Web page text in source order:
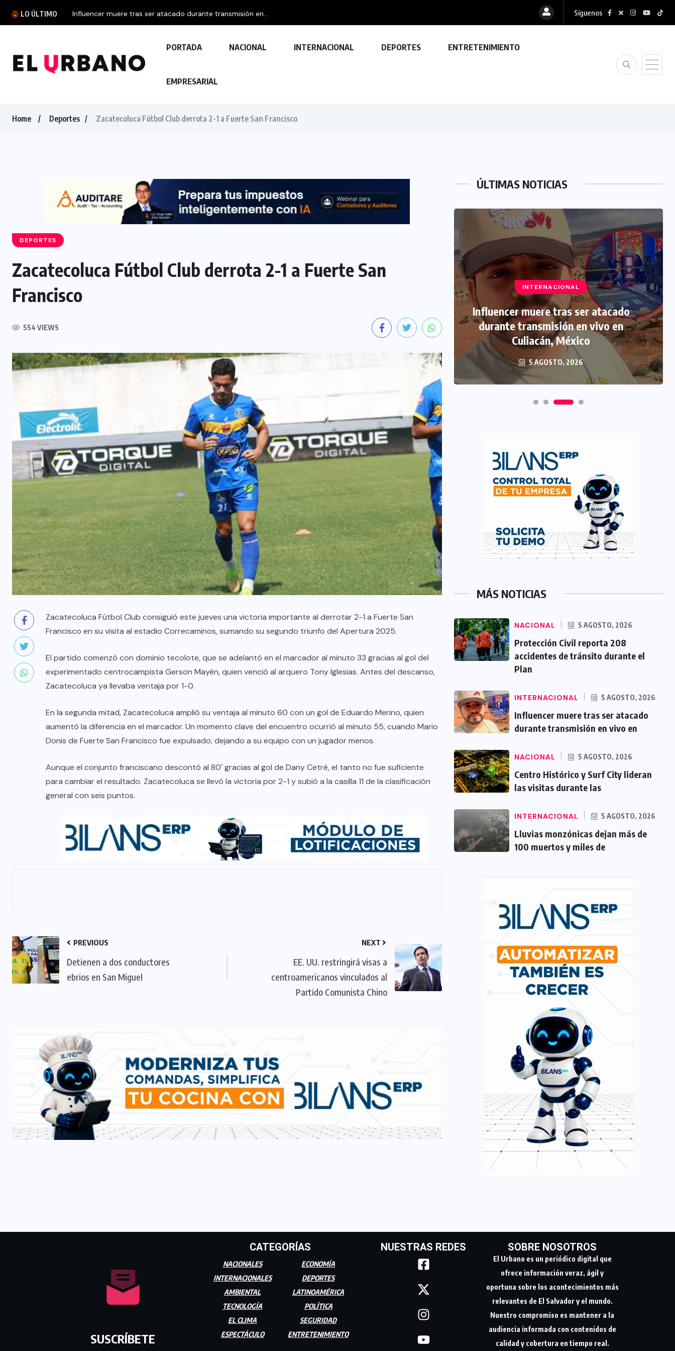
LO ÚLTIMO Influencer muere tras ser atacado durante transmisión en... Síguenos
PORTADA NACIONAL INTERNACIONAL DEPORTES ENTRETENIMIENTO
EMPRESARIAL
Home Deportes Zacatecoluca Fútbol Club derrota 2-1 a Fuerte San Francisco
DEPORTES
Zacatecoluca Fútbol Club derrota 2-1 a Fuerte San
Francisco
554 VIEWS
Zacatecoluca Fútbol Club consiguió este jueves una victoria importante al derrotar 2-1 a Fuerte San
Francisco en su visita al estadio Correcaminos, sumando su segundo triunfo del Apertura 2025.
El partido comenzó con dominio tecolote, que se adelantó en el marcador al minuto 33 gracias al gol del
experimentado centrocampista Gerson Mayén, quien venció al arquero Tony Iglesias. Antes del descanso,
Zacatecoluca ya llevaba ventaja por 1-0.
En la segunda mitad, Zacatecoluca amplió su ventaja al minuto 60 con un gol de Eduardo Merino, quien
aumentó la diferencia en el marcador. Un momento clave del encuentro ocurrió al minuto 55, cuando Mario
Donis de Fuerte San Francisco fue expulsado, dejando a su equipo con un jugador menos.
Aunque el conjunto franciscano descontó al 80′ gracias al gol de Dany Cetré, el tanto no fue suficiente
para cambiar el resultado. Zacatecoluca se llevó la victoria por 2-1 y subió a la casilla 11 de la clasificación
general con seis puntos.
PREVIOUS
Detienen a dos conductores
ebrios en San Miguel
NEXT
EE. UU. restringirá visas a
centroamericanos vinculados al
Partido Comunista Chino
ÚLTIMAS NOTICIAS
23 FEBRERO, 2024
accidentes de tránsito durante el
Plan Vacación 2026
INTERNACIONAL
Influencer muere tras ser atacado
durante transmisión en vivo en
Culiacán, México
5 AGOSTO, 2026
MÁS NOTICIAS
NACIONAL 5 AGOSTO, 2026
Protección Civil reporta 208
accidentes de tránsito durante el
Plan
INTERNACIONAL 5 AGOSTO, 2026
Influencer muere tras ser atacado
durante transmisión en vivo en
NACIONAL 5 AGOSTO, 2026
Centro Histórico y Surf City lideran
las visitas durante las
INTERNACIONAL 5 AGOSTO, 2026
Lluvias monzónicas dejan más de
100 muertos y miles de
SUSCRÍBETE
CATEGORÍAS
NACIONALES
INTERNACIONALES
AMBIENTAL
TECNOLOGÍA
EL CLIMA
ESPECTÁCULO
ECONOMÍA
DEPORTES
LATINOAMÉRICA
POLÍTICA
SEGURIDAD
ENTRETENIMIENTO
NUESTRAS REDES SOBRE NOSOTROS
El Urbano es un periódico digital que
ofrece información veraz, ágil y
oportuna sobre los acontecimientos más
relevantes de El Salvador y el mundo.
Nuestro compromiso es mantener a la
audiencia informada con contenidos de
calidad y cobertura en tiempo real.